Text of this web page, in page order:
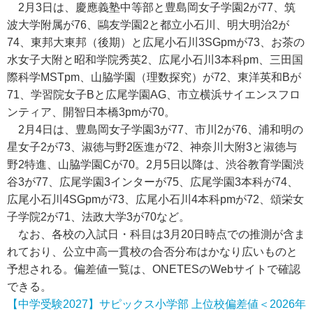
2月3日は、慶應義塾中等部と豊島岡女子学園2が77、筑
波大学附属が76、鷗友学園2と都立小石川、明大明治2が
74、東邦大東邦（後期）と広尾小石川3SGpmが73、お茶の
水女子大附と昭和学院秀英2、広尾小石川3本科pm、三田国
際科学MSTpm、山脇学園（理数探究）が72、東洋英和Bが
71、学習院女子Bと広尾学園AG、市立横浜サイエンスフロ
ンティア、開智日本橋3pmが70。
2月4日は、豊島岡女子学園3が77、市川2が76、浦和明の
星女子2が73、淑徳与野2医進が72、神奈川大附3と淑徳与
野2特進、山脇学園Cが70。2月5日以降は、渋谷教育学園渋
谷3が77、広尾学園3インターが75、広尾学園3本科が74、
広尾小石川4SGpmが73、広尾小石川4本科pmが72、頌栄女
子学院2が71、法政大学3が70など。
なお、各校の入試日・科目は3月20日時点での推測が含ま
れており、公立中高一貫校の合否分布はかなり広いものと
予想される。偏差値一覧は、ONETESのWebサイトで確認
できる。
【中学受験2027】サピックス小学部 上位校偏差値＜2026年